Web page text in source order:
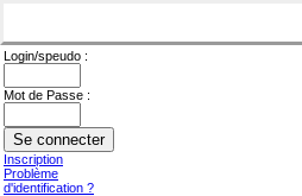
Login/speudo :
Mot de Passe :
Inscription
Problème
d'identification ?